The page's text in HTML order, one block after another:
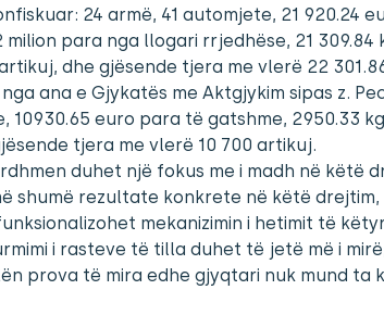
24 armë, 41 automjete, 21 920.24
para nga llogari rrjedhëse, 21 309.84
dhe gjësende tjera me vlerë 22
ana e Gjykatës me Aktgjykim sipas z.
10930.65 euro para të gatshme, 2950.33
tjera me vlerë 10 700 artikuj.
duhet një fokus me i madh në këtë
shumë rezultate konkrete në këtë drejtim,
mekanizimin i hetimit të
i rasteve të tilla duhet të jetë më i
prova të mira edhe gjyqtari nuk mund ta